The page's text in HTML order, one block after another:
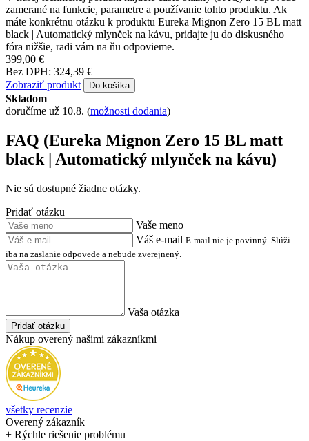
zamerané na funkcie, parametre a používanie tohto produktu. Ak
máte konkrétnu otázku k produktu Eureka Mignon Zero 15 BL matt
black | Automatický mlynček na kávu, pridajte ju do diskusného
fóra nižšie, radi vám na ňu odpovieme.
399,00 €
Bez DPH: 324,39 €
Zobraziť produkt
Do košíka
Skladom
doručíme už 10.8. (možnosti dodania)
FAQ (Eureka Mignon Zero 15 BL matt
black | Automatický mlynček na kávu)
Nie sú dostupné žiadne otázky.
Pridať otázku
Vaše meno
Váš e-mail E-mail nie je povinný. Slúži
iba na zaslanie odpovede a nebude zverejnený.
Vaša otázka
Pridať otázku
Nákup overený našimi zákazníkmi
všetky recenzie
Overený zákazník
+ Rýchle riešenie problému